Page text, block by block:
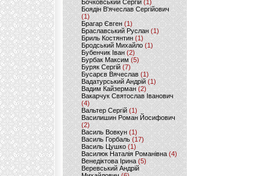
Бочковський Сергій (1)
Боядін В'ячеслав Сергійович
(1)
Брагар Євген (1)
Браславський Руслан (1)
Бриль Костянтин (1)
Бродський Михайло (1)
Бубенчик Іван(2)
Бурбак Максим (5)
Буряк Сергій (7)
Бусарєв Вячеслав (1)
Вадатурський Андрій (1)
Вадим Кайзерман (2)
Вакарчук Святослав Іванович
(4)
Вальтер Сергій (1)
Василишин Роман Йосифович
(2)
Василь Вовкун (1)
Василь Горбаль (17)
Василь Цушко (1)
Василюк Наталія Романівна (4)
Венедіктова Ірина(5)
Веревський Андрій